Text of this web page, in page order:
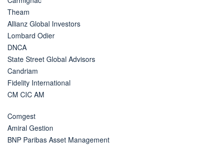
Theam
Allianz Global Investors
Lombard Odier
DNCA
State Street Global Advisors
Candriam
Fidelity International
CM CIC AM
Comgest
Amiral Gestion
BNP Paribas Asset Management